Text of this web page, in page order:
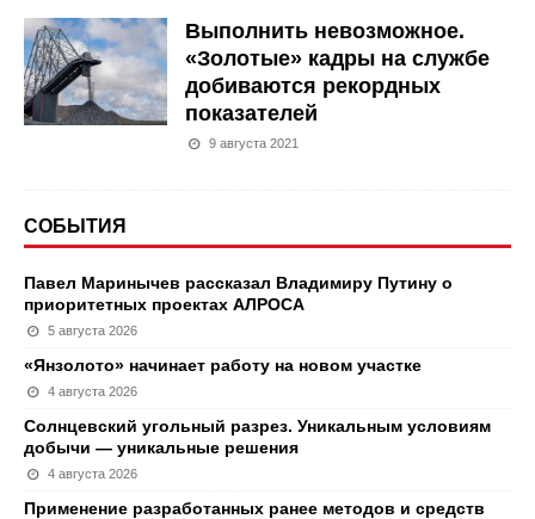
Выполнить невозможное.
«Золотые» кадры на службе
добиваются рекордных
показателей
9 августа 2021
СОБЫТИЯ
Павел Маринычев рассказал Владимиру Путину о
приоритетных проектах АЛРОСА
5 августа 2026
«Янзолото» начинает работу на новом участке
4 августа 2026
Солнцевский угольный разрез. Уникальным условиям
добычи — уникальные решения
4 августа 2026
Применение разработанных ранее методов и средств